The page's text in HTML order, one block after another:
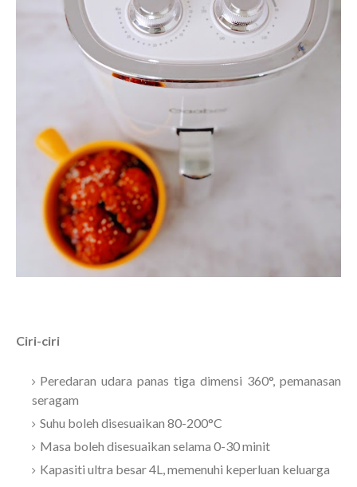
Ciri-ciri
Peredaran udara panas tiga dimensi 360°, pemanasan
seragam
Suhu boleh disesuaikan 80-200°C
Masa boleh disesuaikan selama 0-30 minit
Kapasiti ultra besar 4L, memenuhi keperluan keluarga